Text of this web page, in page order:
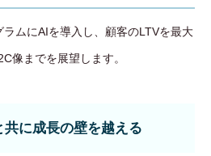
ムにAIを導入し、顧客のLTVを最大
像までを展望します。
共に成長の壁を越える